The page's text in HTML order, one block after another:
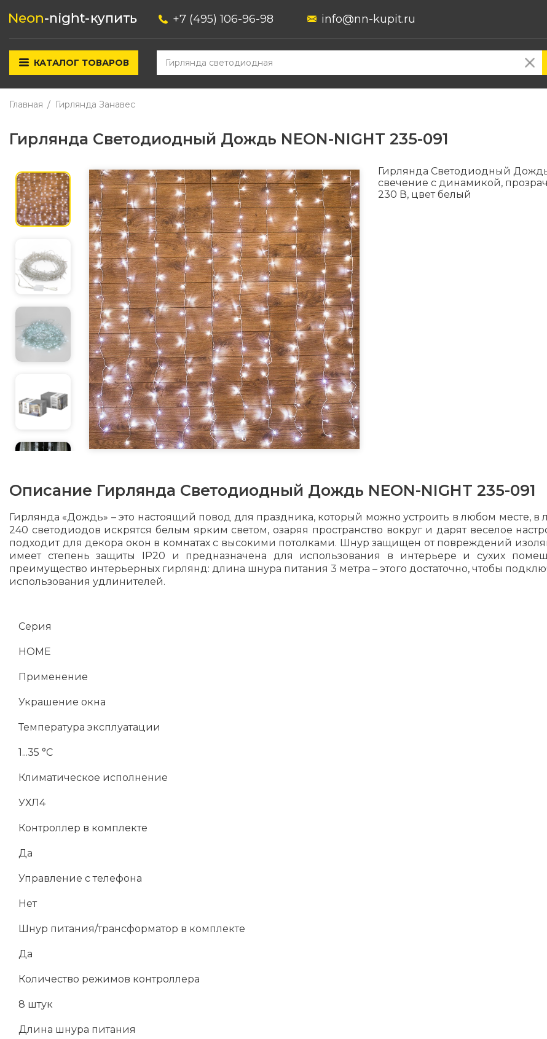
+7 (495) 106-96-98 info@nn-kupit.ru
КАТАЛОГ ТОВАРОВ
Главная Гирлянда Занавес
Гирлянда Светодиодный Дождь NEON-NIGHT 235-091
Гирлянда Светодиодный
свечение с динамикой,
230 В, цвет белый
Описание Гирлянда Светодиодный Дождь NEON-NIGHT 235-091
Гирлянда «Дождь» – это настоящий повод для праздника, который можно устроить в любом месте,
240 светодиодов искрятся белым ярким светом, озаряя пространство вокруг и дарят веселое
подходит для декора окон в комнатах с высокими потолками. Шнур защищен от повреждений
имеет степень защиты IP20 и предназначена для использования в интерьере и сухих
преимущество интерьерных гирлянд: длина шнура питания 3 метра – этого достаточно, чтобы
использования удлинителей.
Серия
HOME
Применение
Украшение окна
Температура эксплуатации
1...35 °C
Климатическое исполнение
УХЛ4
Контроллер в комплекте
Да
Управление с телефона
Нет
Шнур питания/трансформатор в комплекте
Да
Количество режимов контроллера
8 штук
Длина шнура питания